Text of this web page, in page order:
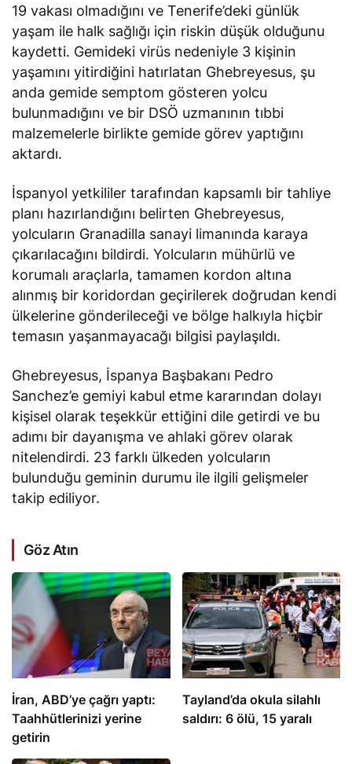
19 vakası olmadığını ve Tenerife’deki günlük
yaşam ile halk sağlığı için riskin düşük olduğunu
kaydetti. Gemideki virüs nedeniyle 3 kişinin
yaşamını yitirdiğini hatırlatan Ghebreyesus, şu
anda gemide semptom gösteren yolcu
bulunmadığını ve bir DSÖ uzmanının tıbbi
malzemelerle birlikte gemide görev yaptığını
aktardı.
İspanyol yetkililer tarafından kapsamlı bir tahliye
planı hazırlandığını belirten Ghebreyesus,
yolcuların Granadilla sanayi limanında karaya
çıkarılacağını bildirdi. Yolcuların mühürlü ve
korumalı araçlarla, tamamen kordon altına
alınmış bir koridordan geçirilerek doğrudan kendi
ülkelerine gönderileceği ve bölge halkıyla hiçbir
temasın yaşanmayacağı bilgisi paylaşıldı.
Ghebreyesus, İspanya Başbakanı Pedro
Sanchez’e gemiyi kabul etme kararından dolayı
kişisel olarak teşekkür ettiğini dile getirdi ve bu
adımı bir dayanışma ve ahlaki görev olarak
nitelendirdi. 23 farklı ülkeden yolcuların
bulunduğu geminin durumu ile ilgili gelişmeler
takip ediliyor.
Göz Atın
İran, ABD’ye çağrı yaptı:
Taahhütlerinizi yerine
getirin
Tayland’da okula silahlı
saldırı: 6 ölü, 15 yaralı